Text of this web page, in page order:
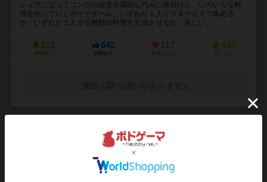
シェフになってコンロの温度を調節し巧みに味付けし、いろいろな料
理を作っていくボードゲーム。いずれか１人がスターを３つ集める
か、いずれか１人が５種類の料理を完成させるか、新しい...
212
興味あり
642
経験あり
117
お気に入り
443
持ってる
ヒュードロドロップ